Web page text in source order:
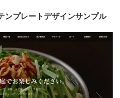
ンプレートデザインサンプル